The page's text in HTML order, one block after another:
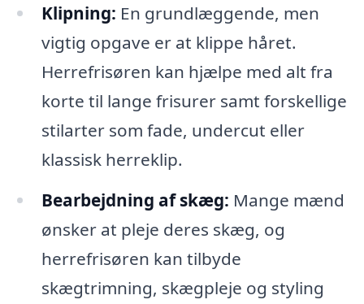
Klipning: En grundlæggende, men
vigtig opgave er at klippe håret.
Herrefrisøren kan hjælpe med alt fra
korte til lange frisurer samt forskellige
stilarter som fade, undercut eller
klassisk herreklip.
Bearbejdning af skæg: Mange mænd
ønsker at pleje deres skæg, og
herrefrisøren kan tilbyde
skægtrimning, skægpleje og styling